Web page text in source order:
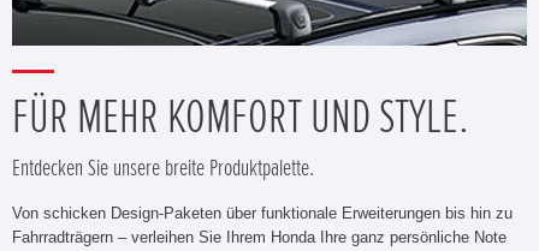
FÜR MEHR KOMFORT UND STYLE.
Entdecken Sie unsere breite Produktpalette.
Von schicken Design-Paketen über funktionale Erweiterungen bis hin zu
Fahrradträgern – verleihen Sie Ihrem Honda Ihre ganz persönliche Note